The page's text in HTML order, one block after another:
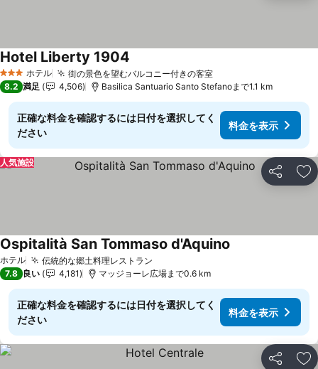
3 ホテルのランク
ホテル 街の景色を望むバルコニー付きの客室料金を表示
Hotel Liberty 1904
8.2 満足 4,506 Basilica Santuario Santo Stefanoまで1.1 km
正確な料金を確認するには日付を選択してく
ださい
料金を表示
シェア お
人気施設
ホテル 伝統的な郷土料理レストラン
Ospitalità San Tommaso d'Aquino
7.8 良い 4,181 マッジョーレ広場まで0.6 km
正確な料金を確認するには日付を選択してく
ださい
料金を表示
シェア お